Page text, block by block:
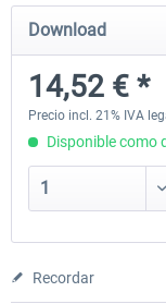
FSDG - Cusco
18,15 € *
Download
14,52 € *
Precio incl. 21% IVA
Disponible como
Recordar